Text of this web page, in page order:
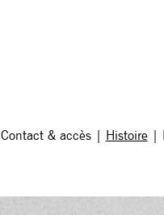
Contact & accès| Histoire|